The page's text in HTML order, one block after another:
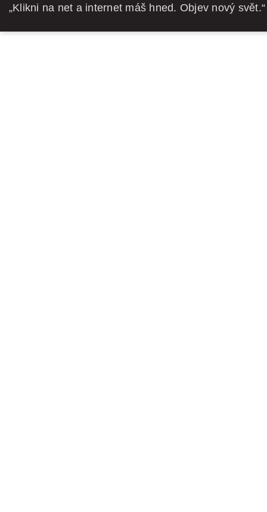
„Klikni na net a internet máš hned. Objev nový svět.“